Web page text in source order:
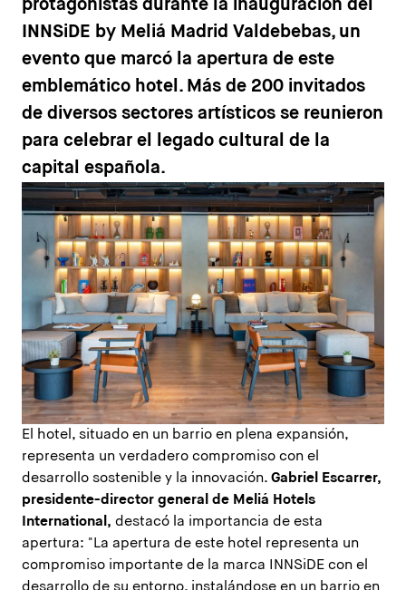
protagonistas durante la inauguración del
INNSiDE by Meliá Madrid Valdebebas, un
evento que marcó la apertura de este
emblemático hotel. Más de 200 invitados
de diversos sectores artísticos se reunieron
para celebrar el legado cultural de la
capital española.
El hotel, situado en un barrio en plena expansión,
representa un verdadero compromiso con el
desarrollo sostenible y la innovación. Gabriel Escarrer,
presidente-director general de Meliá Hotels
International, destacó la importancia de esta
apertura: "La apertura de este hotel representa un
compromiso importante de la marca INNSiDE con el
desarrollo de su entorno, instalándose en un barrio en